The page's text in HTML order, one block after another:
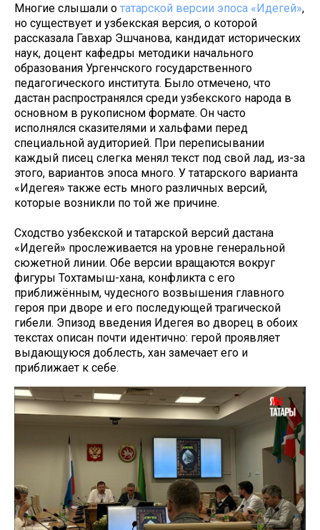
Многие слышали о татарской версии эпоса «Идегей»,
но существует и узбекская версия, о которой
рассказала Гавхар Эшчанова, кандидат исторических
наук, доцент кафедры методики начального
образования Ургенчского государственного
педагогического института. Было отмечено, что
дастан распространялся среди узбекского народа в
основном в рукописном формате. Он часто
исполнялся сказителями и хальфами перед
специальной аудиторией. При переписывании
каждый писец слегка менял текст под свой лад, из-за
этого, вариантов эпоса много. У татарского варианта
«Идегея» также есть много различных версий,
которые возникли по той же причине.
Сходство узбекской и татарской версий дастана
«Идегей» прослеживается на уровне генеральной
сюжетной линии. Обе версии вращаются вокруг
фигуры Тохтамыш-хана, конфликта с его
приближённым, чудесного возвышения главного
героя при дворе и его последующей трагической
гибели. Эпизод введения Идегея во дворец в обоих
текстах описан почти идентично: герой проявляет
выдающуюся доблесть, хан замечает его и
приближает к себе.